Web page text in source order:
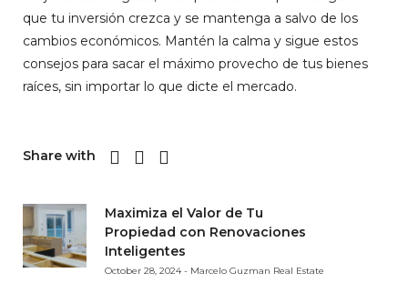
que tu inversión crezca y se mantenga a salvo de los
cambios económicos. Mantén la calma y sigue estos
consejos para sacar el máximo provecho de tus bienes
raíces, sin importar lo que dicte el mercado.
Share with
Maximiza el Valor de Tu
Propiedad con Renovaciones
Inteligentes
October 28, 2024 - Marcelo Guzman Real Estate